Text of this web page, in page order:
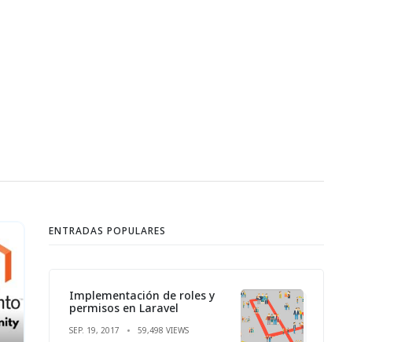
ENTRADAS POPULARES
Implementación de roles y
permisos en Laravel
SEP. 19, 2017 59,498 VIEWS